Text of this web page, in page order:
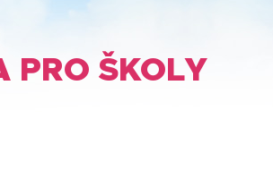
PRO ŠKOLY